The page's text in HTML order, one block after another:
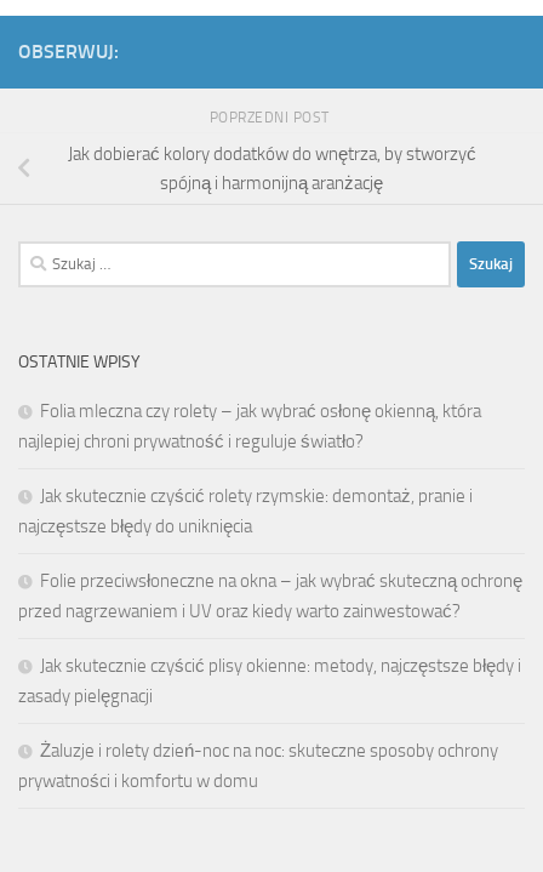
OBSERWUJ:
POPRZEDNI POST
Jak dobierać kolory dodatków do wnętrza, by stworzyć
spójną i harmonijną aranżację
Szukaj:
OSTATNIE WPISY
Folia mleczna czy rolety – jak wybrać osłonę okienną, która
najlepiej chroni prywatność i reguluje światło?
Jak skutecznie czyścić rolety rzymskie: demontaż, pranie i
najczęstsze błędy do uniknięcia
Folie przeciwsłoneczne na okna – jak wybrać skuteczną ochronę
przed nagrzewaniem i UV oraz kiedy warto zainwestować?
Jak skutecznie czyścić plisy okienne: metody, najczęstsze błędy i
zasady pielęgnacji
Żaluzje i rolety dzień-noc na noc: skuteczne sposoby ochrony
prywatności i komfortu w domu